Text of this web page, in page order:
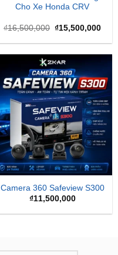
Cho Xe Honda CRV
₫16,500,000 Giá
là:
₫15,500,000Giá
tại
Camera 360 Safeview S300
₫11,500,000